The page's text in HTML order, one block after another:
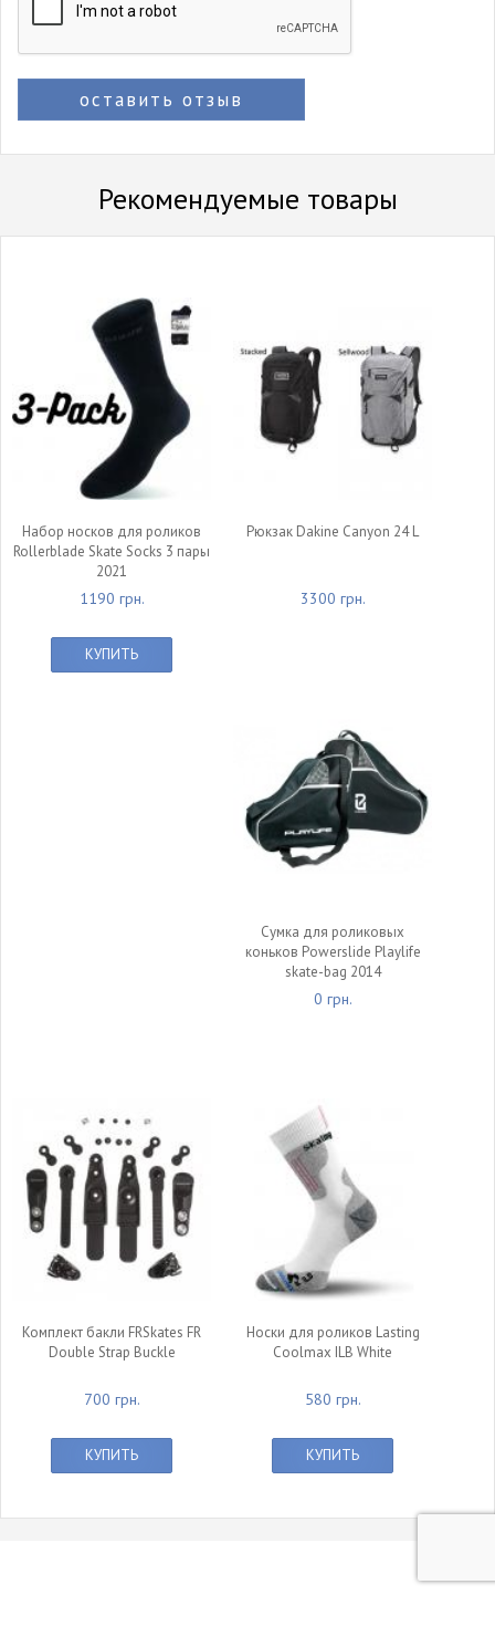
оставить отзыв
Рекомендуемые товары
Набор носков для роликов
Rollerblade Skate Socks 3 пары
2021
1190 грн.
КУПИТЬ
Рюкзак Dakine Canyon 24 L
3300 грн.
Сумка для роликовых
коньков Powerslide Playlife
skate-bag 2014
0 грн.
Комплект бакли FRSkates FR
Double Strap Buckle
700 грн.
КУПИТЬ
Носки для роликов Lasting
Coolmax ILB White
580 грн.
КУПИТЬ